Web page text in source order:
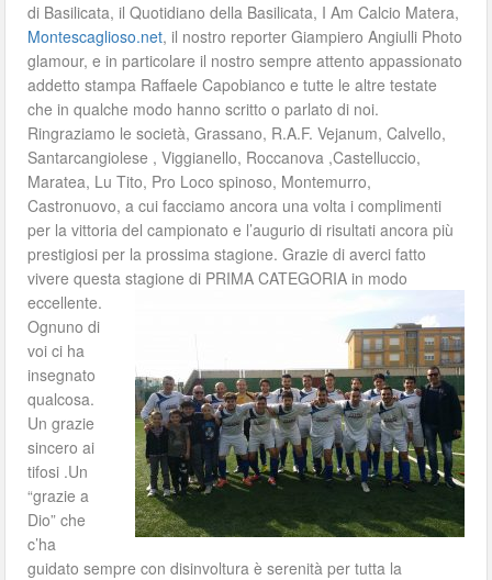
di Basilicata, il Quotidiano della Basilicata, I Am Calcio Matera,
Montescaglioso.net, il nostro reporter Giampiero Angiulli Photo
glamour, e in particolare il nostro sempre attento appassionato
addetto stampa Raffaele Capobianco e tutte le altre testate
che in qualche modo hanno scritto o parlato di noi.
Ringraziamo le società, Grassano, R.A.F. Vejanum, Calvello,
Santarcangiolese , Viggianello, Roccanova ,Castelluccio,
Maratea, Lu Tito, Pro Loco spinoso, Montemurro,
Castronuovo, a cui facciamo ancora una volta i complimenti
per la vittoria del campionato e l’augurio di risultati ancora più
prestigiosi per la prossima stagione. Grazie di averci fatto
vivere questa stagione di PRIMA CATEGORIA in modo
eccellente.
Ognuno di
voi ci ha
insegnato
qualcosa.
Un grazie
sincero ai
tifosi .Un
“grazie a
Dio” che
c’ha
guidato sempre con disinvoltura è serenità per tutta la